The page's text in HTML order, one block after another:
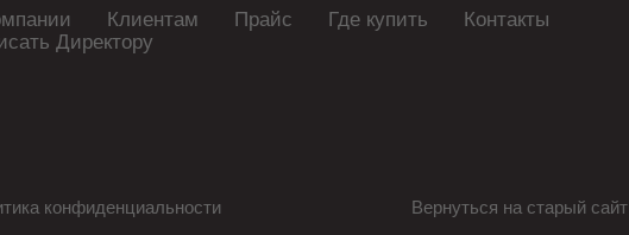
Клиентам Прайс Где купить Контакты
Директору
конфиденциальности Вернуться на старый сайт